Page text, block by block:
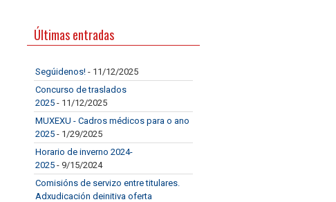
Últimas entradas
Segúidenos! - 11/12/2025
Concurso de traslados
2025 - 11/12/2025
MUXEXU - Cadros médicos para o ano
2025 - 1/29/2025
Horario de inverno 2024-
2025 - 9/15/2024
Comisións de servizo entre titulares.
Adxudicación deinitiva oferta